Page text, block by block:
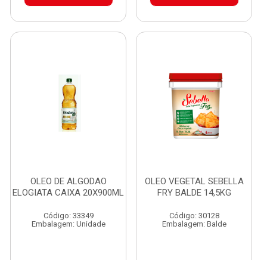
OLEO DE ALGODAO
ELOGIATA CAIXA 20X900ML
Código: 33349
Embalagem: Unidade
OLEO VEGETAL SEBELLA
FRY BALDE 14,5KG
Código: 30128
Embalagem: Balde